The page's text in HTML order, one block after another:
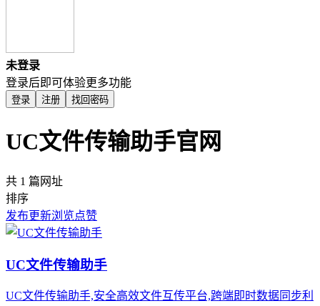
未登录
登录后即可体验更多功能
登录 注册 找回密码
UC文件传输助手官网
共 1 篇网址
排序
发布更新浏览点赞
UC文件传输助手
UC文件传输助手,安全高效文件互传平台,跨端即时数据同步利